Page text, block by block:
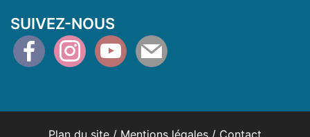
SUIVEZ-NOUS
facebookinstagramyoutubemail